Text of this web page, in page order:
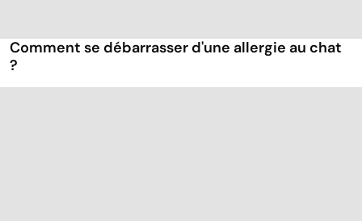
Comment se débarrasser d'une allergie au chat
?